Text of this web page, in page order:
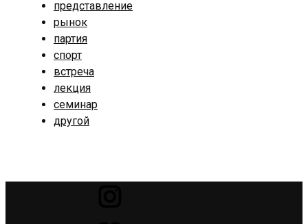
представление
рынок
партия
спорт
встреча
лекция
семинар
другой